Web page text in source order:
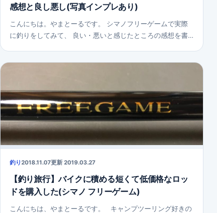
感想と良し悪し(写真インプレあり)
こんにちは。やまとーるです。 シマノフリーゲームで実際
に釣りをしてみて、 良い・悪いと感じたところの感想を書…
釣り2018.11.07更新 2019.03.27
【釣り旅行】バイクに積める短くて低価格なロッ
ドを購入した(シマノ フリーゲーム)
こんにちは、やまとーるです。 キャンプツーリング好きの